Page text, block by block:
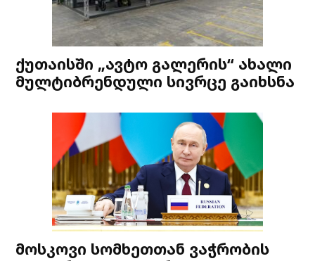
ქუთაისში „ავტო გალერის“ ახალი
მულტიბრენდული სივრცე გაიხსნა
მოსკოვი სომხეთთან ვაჭრობის